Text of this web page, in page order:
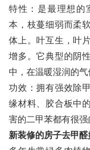
特性：是最理想的
本，枝蔓细弱而柔
体上。叶互生，叶
增多。它典型的阴
中，在温暖湿润的气
功效：拥有强效除
缘材料、胶合板中
害的二甲苯都有很强
新装修的房子去甲